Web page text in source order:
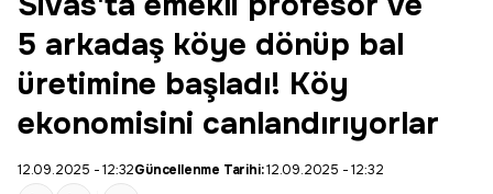
5 arkadaş köye dönüp bal
üretimine başladı! Köy
ekonomisini canlandırıyorlar
12.09.2025 - 12:32Güncellenme Tarihi:12.09.2025 - 12:32